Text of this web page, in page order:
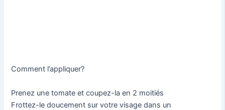
Comment l’appliquer?
Prenez une tomate et coupez-la en 2 moitiés
Frottez-le doucement sur votre visage dans un